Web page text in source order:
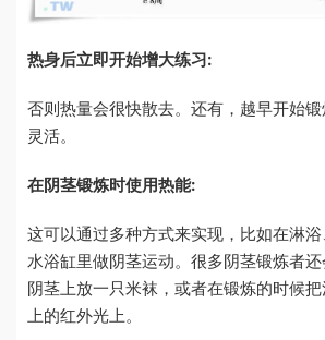
热身后立即开始增大练习:
否则热量会很快散去。还有，越早开始
灵活。
在阴茎锻炼时使用热能:
这可以通过多种方式来实现，比如在淋
水浴缸里做阴茎运动。很多阴茎锻炼者
阴茎上放一只米袜，或者在锻炼的时候
上的红外光上。